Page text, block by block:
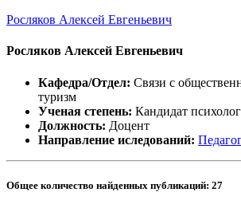
Росляков Алексей Евгеньевич
Росляков Алексей Евгеньевич
Кафедра/Отдел: Связи с
туризм
Ученая степень: Кандидат
Должность: Доцент
Направление иследований:
Общее количество найденных публикаций: 27